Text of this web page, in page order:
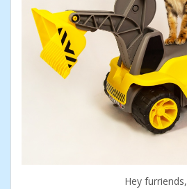
Hey furriends,